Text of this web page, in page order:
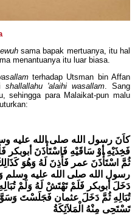
sama bapak mertuanya, itu hal
menantuanya itu luar biasa.
terhadap Utsman bin Affan
shallallahu 'alaihi wasallam. Sang
sehingga para Malaikat-pun malu
كاَنَ رسول الله صلى الله عليه
فَخِذَيْهِ أوْ سَاقَيْهِ فَاسْتَأْذَنَ
ثُمَّ اسْتَأْذَنَ عمر فَأَذِنَ لَهُ وَهُوَ
رسول الله صلى الله عليه وسلم
دَخَلَ أبوبكر فَلَمْ تَهْتَشْ لَهُ وَلَمْ
تُبَالِهِ ثُمَّ دَخَلَ عثمان فَجَلَسْتَ
تَسْتَحِى مِنْهُ الْمَلاَئِكَةُ